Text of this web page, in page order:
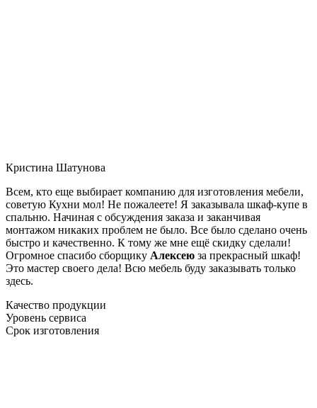
Кристина Шатунова
Всем, кто еще выбирает компанию для изготовления мебели,
советую Кухни мол! Не пожалеете! Я заказывала шкаф-купе в
спальню. Начиная с обсуждения заказа и заканчивая
монтажом никаких проблем не было. Все было сделано очень
быстро и качественно. К тому же мне ещё скидку сделали!
Огромное спасибо сборщику Алексею за прекрасный шкаф!
Это мастер своего дела! Всю мебель буду заказывать только
здесь.
Качество продукции
Уровень сервиса
Срок изготовления